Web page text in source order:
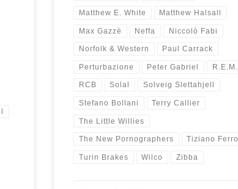
Matthew E. White Matthew Halsall
Max Gazzè Neffa Niccolò Fabi
Norfolk & Western Paul Carrack
Perturbazione Peter Gabriel R.E.M.
RCB Solal Solveig Slettahjell
Stefano Bollani Terry Callier
The Little Willies
The New Pornographers Tiziano Ferro
Turin Brakes Wilco Zibba